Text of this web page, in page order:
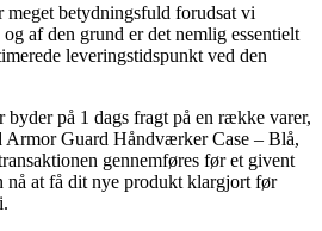
meget betydningsfuld forudsat vi
af den grund er det nemlig essentielt
leveringstidspunkt ved den
byder på 1 dags fragt på en række varer,
Armor Guard Håndværker Case – Blå,
gennemføres før et givent
nå at få dit nye produkt klargjort før